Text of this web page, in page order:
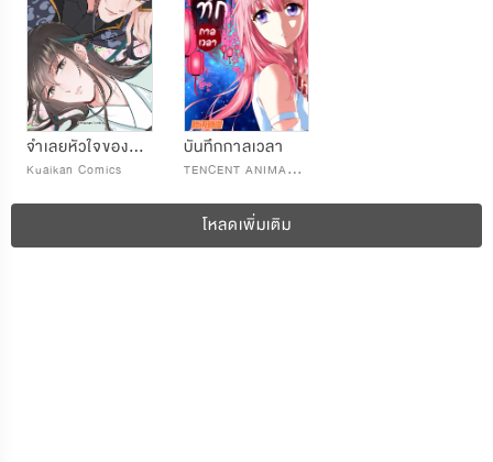
จำเลยหัวใจของนายปิศาจ
Kuaikan Comics
บันทึกกาลเวลา
T
ENCENT ANIMATION & COMICS
โหลดเพิ่มเติม